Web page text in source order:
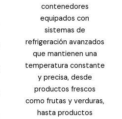
contenedores
equipados con
sistemas de
refrigeración avanzados
que mantienen una
temperatura constante
y precisa, desde
productos frescos
como frutas y verduras,
hasta productos